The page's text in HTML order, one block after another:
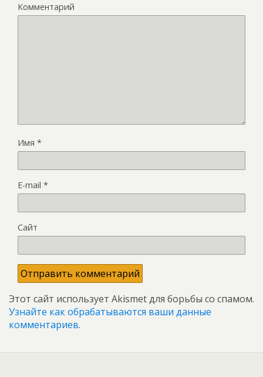
Комментарий
Имя *
E-mail *
Сайт
Этот сайт использует Akismet для борьбы со спамом.
Узнайте как обрабатываются ваши данные
комментариев.